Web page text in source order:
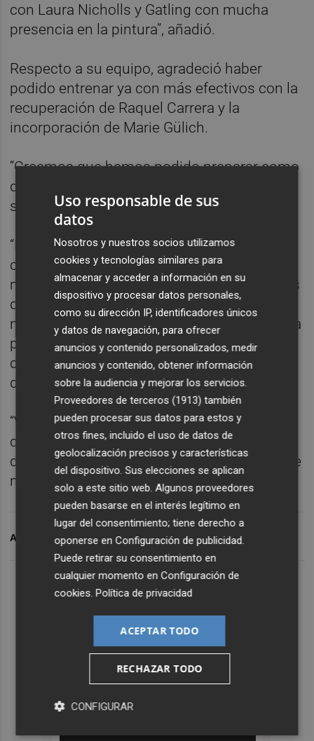
con Laura Nicholls y Gatling con mucha
presencia en la pintura”, añadió.
Respecto a su equipo, agradeció haber
podido entrenar ya con más efectivos con la
recuperación de Raquel Carrera y la
incorporación de Marie Gülich.
“Creemos que hemos podido preparar como
queríamos un partido importante y que
seguro que va a ser exigente”, aseguró.
“El equipo sigue en el proceso de
construcción y mejora y todavía nos queda
mucho y es buena señal, dado que sabemos
que nuestro potencial es alto. Es una buena
noticia trabajar con la práctica totalidad de la
plantilla y siempre se construye mejor
después de victorias”, reconoció tras llevar
dos seguidas.
“Veo un buen estado anímico, una buena
química entre las jugadoras y mucho deseo
de volver a competir en la Fonteta delante de
nuestro público”, concluyó Burgos.
ARCHIVADO EN VALENCIA BASKET
Uso responsable de sus
datos
Nosotros y nuestros socios utilizamos
cookies y tecnologías similares para
almacenar y acceder a información en su
dispositivo y procesar datos personales,
como su dirección IP, identificadores únicos
y datos de navegación, para ofrecer
anuncios y contenido personalizados, medir
anuncios y contenido, obtener información
sobre la audiencia y mejorar los servicios.
Proveedores de terceros (1913) también
pueden procesar sus datos para estos y
otros fines, incluido el uso de datos de
geolocalización precisos y características
del dispositivo. Sus elecciones se aplican
solo a este sitio web. Algunos proveedores
pueden basarse en el interés legítimo en
lugar del consentimiento; tiene derecho a
oponerse enConfiguración de publicidad.
Puede retirar su consentimiento en
cualquier momento enConfiguración de
cookies.Política de privacidad
ACEPTAR TODO
RECHAZAR TODO
CONFIGURAR